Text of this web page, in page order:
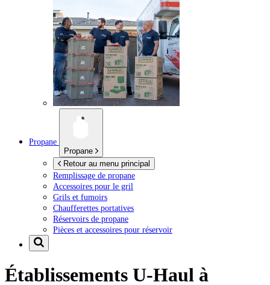
Propane
Propane
Retour au menu principal
Remplissage de propane
Accessoires pour le gril
Grils et fumoirs
Chaufferettes portatives
Réservoirs de propane
Pièces et accessoires pour réservoir
Établissements U-Haul à